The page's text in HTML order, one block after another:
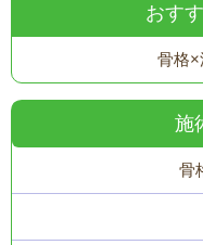
おす
骨格×
施
骨